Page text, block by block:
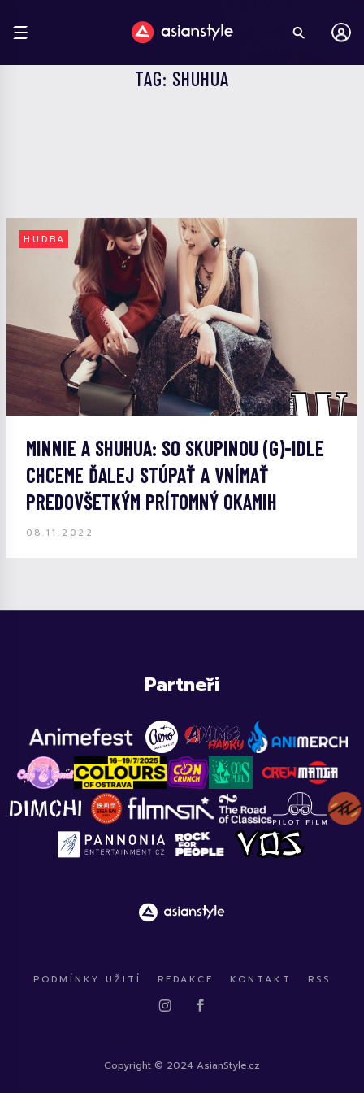
TAG: SHUHUA
HUDBA
MINNIE A SHUHUA: SO SKUPINOU (G)-IDLE
CHCEME ĎALEJ STÚPAŤ A VNÍMAŤ
PREDOVŠETKÝM PRÍTOMNÝ OKAMIH
08.11.2022
Partneři
PODMÍNKY UŽITÍ REDAKCE KONTAKT RSS
Copyright © 2024 AsianStyle.cz